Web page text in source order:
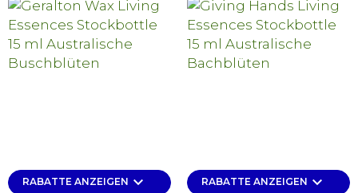
RABATTE ANZEIGEN keyboard_arrow_down RABATTE ANZEIGEN keyboard_arrow_down